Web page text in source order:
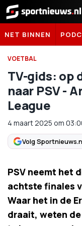
Sportnieuws.nl
NET BINNEN
VOETBAL
TV-gids: op
naar PSV -
League
4 maart 2025 om
Volg
PSV neemt het
achtste finales
Waar het in de
draait, weten